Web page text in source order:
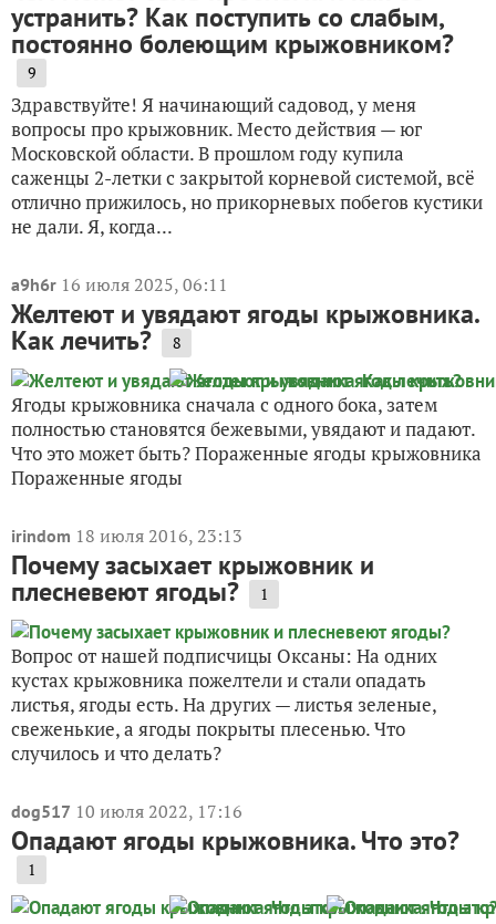
устранить? Как поступить со слабым,
постоянно болеющим крыжовником?
9
Здравствуйте! Я начинающий садовод, у меня
вопросы про крыжовник. Место действия — юг
Московской области. В прошлом году купила
саженцы 2-летки с закрытой корневой системой, всё
отлично прижилось, но прикорневых побегов кустики
не дали. Я, когда...
a9h6r 16 июля 2025, 06:11
Желтеют и увядают ягоды крыжовника.
Как лечить? 8
Ягоды крыжовника сначала с одного бока, затем
полностью становятся бежевыми, увядают и падают.
Что это может быть? Пораженные ягоды крыжовника
Пораженные ягоды
irindom 18 июля 2016, 23:13
Почему засыхает крыжовник и
плесневеют ягоды? 1
Вопрос от нашей подписчицы Оксаны: На одних
кустах крыжовника пожелтели и стали опадать
листья, ягоды есть. На других — листья зеленые,
свеженькие, а ягоды покрыты плесенью. Что
случилось и что делать?
dog517 10 июля 2022, 17:16
Опадают ягоды крыжовника. Что это?
1